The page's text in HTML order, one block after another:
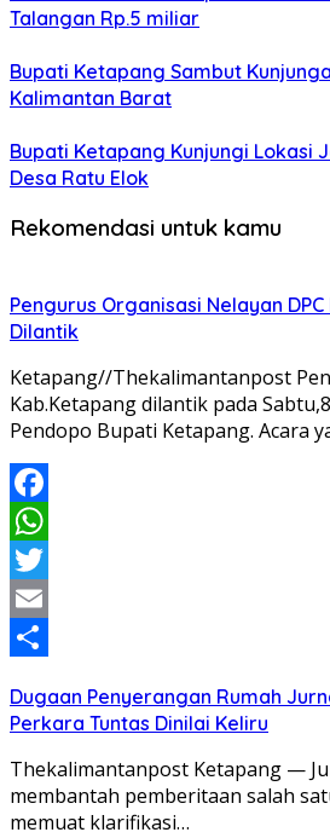
Talangan Rp.5 miliar
Bupati Ketapang Sambut
Kalimantan Barat
Bupati Ketapang Kunjungi Lokasi
Desa Ratu Elok
Rekomendasi untuk kamu
Pengurus Organisasi Nelayan
Dilantik
Ketapang//Thekalimantanpost
Kab.Ketapang dilantik pada
Pendopo Bupati Ketapang. Acara
Facebook
WhatsApp
Twitter
Email
Dugaan Penyerangan Rumah
Perkara Tuntas Dinilai Keliru
Thekalimantanpost Ketapang —
membantah pemberitaan salah
memuat klarifikasi…